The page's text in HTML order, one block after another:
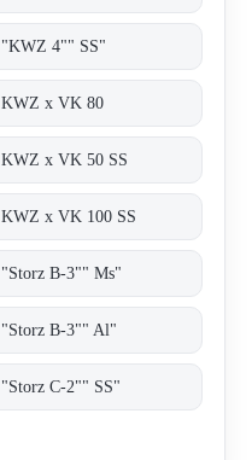
"KWZ 4"" SS"
KWZ x VK 80
KWZ x VK 50 SS
KWZ x VK 100 SS
"Storz B-3"" Ms"
"Storz B-3"" Al"
"Storz C-2"" SS"